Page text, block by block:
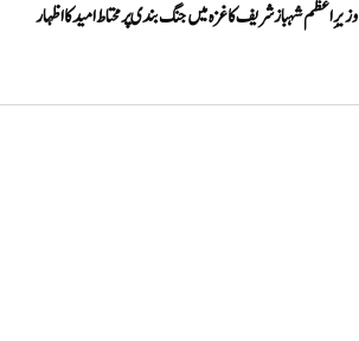
وزیرِاعظم شہباز شریف کا غزہ میں جنگ بندی پر محتاط امید کا اظہار